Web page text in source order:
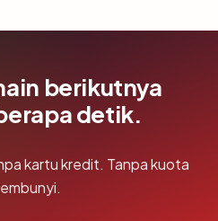
berikutnya
detik.
kartu kredit. Tanpa kuota